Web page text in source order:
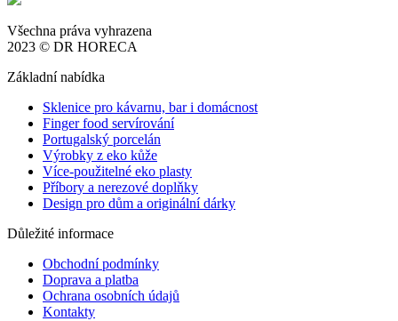
Všechna práva vyhrazena
2023 © DR HORECA
Základní nabídka
Sklenice pro kávarnu, bar i domácnost
Finger food servírování
Portugalský porcelán
Výrobky z eko kůže
Více-použitelné eko plasty
Příbory a nerezové doplňky
Design pro dům a originální dárky
Důležité informace
Obchodní podmínky
Doprava a platba
Ochrana osobních údajů
Kontakty